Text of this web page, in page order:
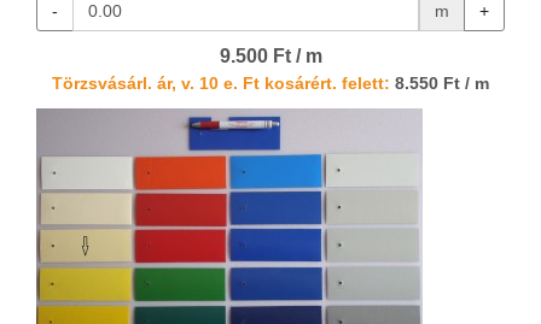
- m +
9.500 Ft / m
Törzsvásárl. ár, v. 10 e. Ft kosárért. felett: 8.550 Ft / m